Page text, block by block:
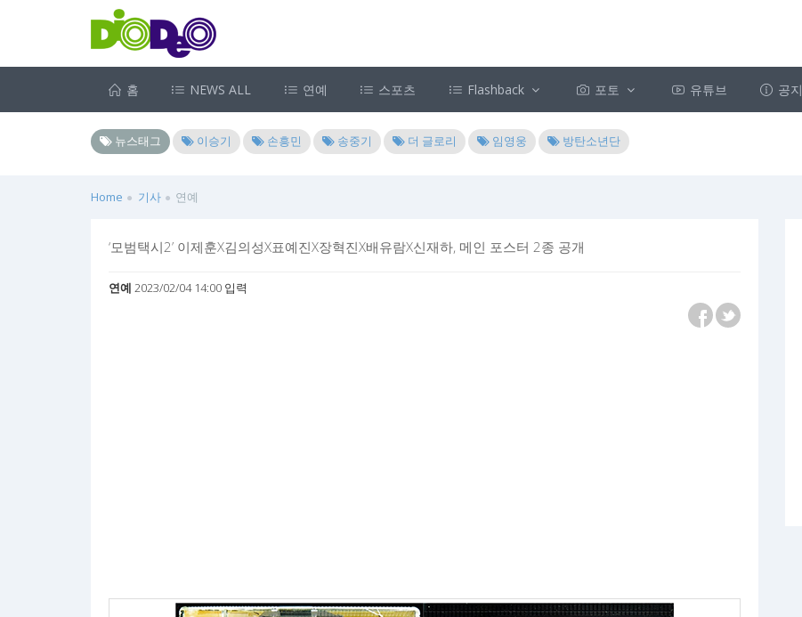
홈 NEWS ALL 연예 스포츠 Flashback 포토 유튜브 공지
뉴스태그 이승기 손흥민 송중기 더 글로리 임영웅 방탄소년단
Home 기사 연예
‘모범택시2’ 이제훈X김의성X표예진X장혁진X배유람X신재하, 메인 포스터 2종 공개
연예 2023/02/04 14:00 입력